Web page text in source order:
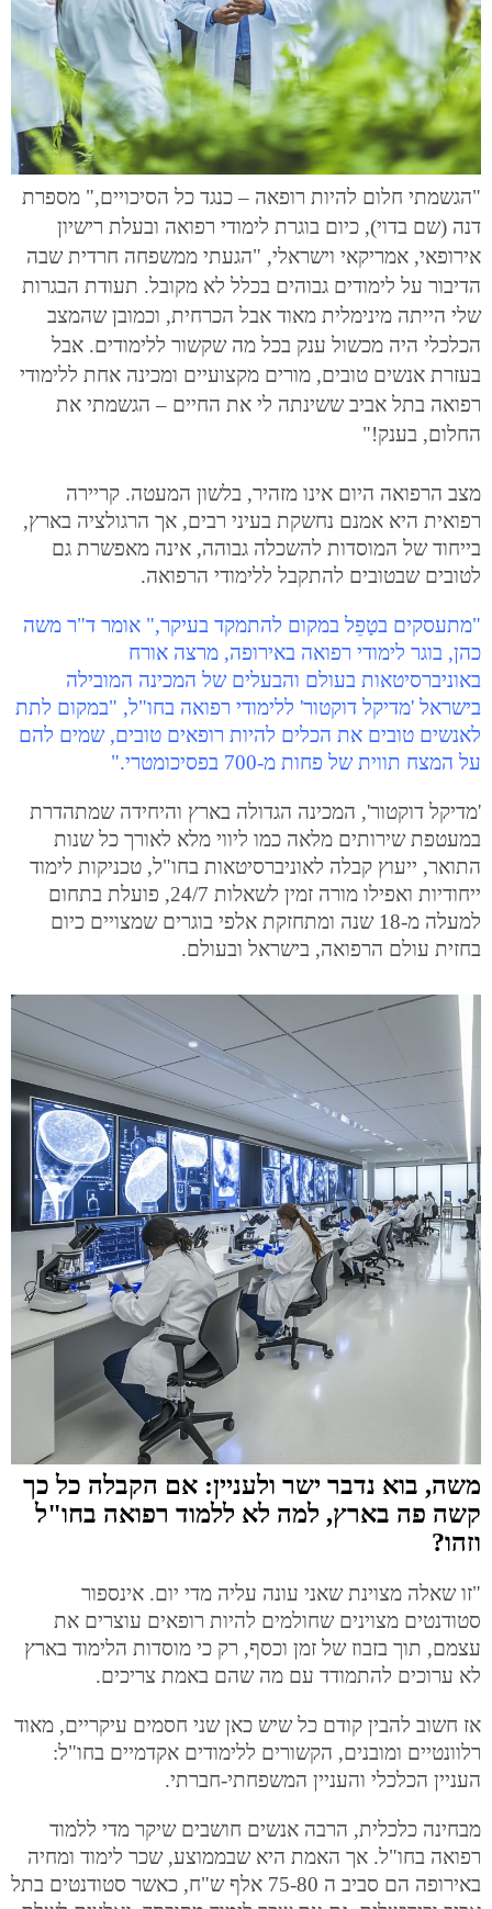
"הגשמתי חלום להיות רופאה – כנגד כל הסיכויים," מספרת
דנה (שם בדוי), כיום בוגרת לימודי רפואה ובעלת רישיון
אירופאי, אמריקאי וישראלי, "הגעתי ממשפחה חרדית שבה
הדיבור על לימודים גבוהים בכלל לא מקובל. תעודת הבגרות
שלי הייתה מינימלית מאוד אבל הכרחית, וכמובן שהמצב
הכלכלי היה מכשול ענק בכל מה שקשור ללימודים. אבל
בעזרת אנשים טובים, מורים מקצועיים ומכינה אחת ללימודי
רפואה בתל אביב ששינתה לי את החיים – הגשמתי את
החלום, בענק!"
מצב הרפואה היום אינו מזהיר, בלשון המעטה. קריירה
רפואית היא אמנם נחשקת בעיני רבים, אך הרגולציה בארץ,
בייחוד של המוסדות להשכלה גבוהה, אינה מאפשרת גם
לטובים שבטובים להתקבל ללימודי הרפואה.
"מתעסקים בטָפֵל במקום להתמקד בעיקר," אומר ד"ר משה
כהן, בוגר לימודי רפואה באירופה, מרצה אורח
באוניברסיטאות בעולם והבעלים של המכינה המובילה
בישראל 'מדיקל דוקטור' ללימודי רפואה בחו"ל, "במקום לתת
לאנשים טובים את הכלים להיות רופאים טובים, שמים להם
על המצח תווית של פחות מ-700 בפסיכומטרי."
'מדיקל דוקטור', המכינה הגדולה בארץ והיחידה שמתהדרת
במעטפת שירותים מלאה כמו ליווי מלא לאורך כל שנות
התואר, ייעוץ קבלה לאוניברסיטאות בחו"ל, טכניקות לימוד
ייחודיות ואפילו מורה זמין לשאלות 24/7, פועלת בתחום
למעלה מ-18 שנה ומתחזקת אלפי בוגרים שמצויים כיום
בחזית עולם הרפואה, בישראל ובעולם.
משה, בוא נדבר ישר ולעניין: אם הקבלה כל כך
קשה פה בארץ, למה לא ללמוד רפואה בחו"ל
וזהו?
"זו שאלה מצוינת שאני עונה עליה מדי יום. אינספור
סטודנטים מצוינים שחולמים להיות רופאים עוצרים את
עצמם, תוך בזבוז של זמן וכסף, רק כי מוסדות הלימוד בארץ
לא ערוכים להתמודד עם מה שהם באמת צריכים.
אז חשוב להבין קודם כל שיש כאן שני חסמים עיקריים, מאוד
רלוונטיים ומובנים, הקשורים ללימודים אקדמיים בחו"ל:
העניין הכלכלי והעניין המשפחתי-חברתי.
מבחינה כלכלית, הרבה אנשים חושבים שיקר מדי ללמוד
רפואה בחו"ל. אך האמת היא שבממוצע, שכר לימוד ומחיה
באירופה הם סביב ה 75-80 אלף ש"ח, כאשר סטודנטים בתל